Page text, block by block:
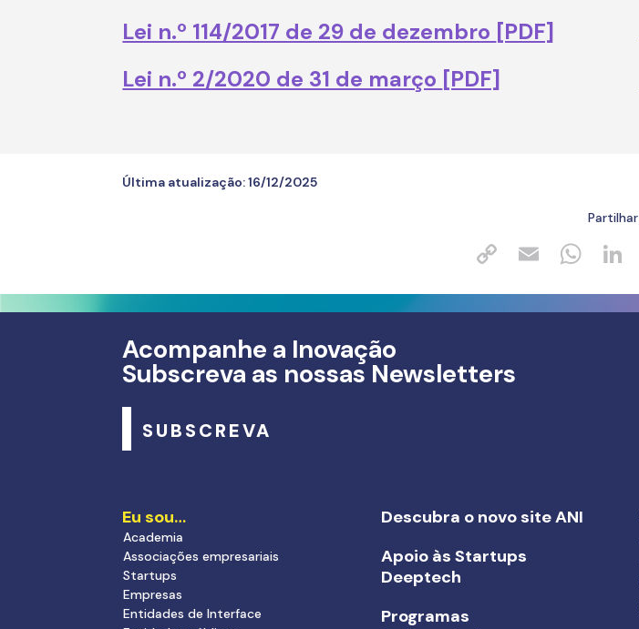
Lei n.º 114/2017 de 29 de dezembro [PDF]
Lei n.º 2/2020 de 31 de março [PDF]
Última atualização:16/12/2025
Partilhar
Acompanhe a Inovação
Subscreva as nossas Newsletters
SUBSCREVA
Eu sou…
Academia
Associações empresariais
Startups
Empresas
Entidades de Interface
Descubra o novo site ANI
Apoio às Startups
Deeptech
Programas